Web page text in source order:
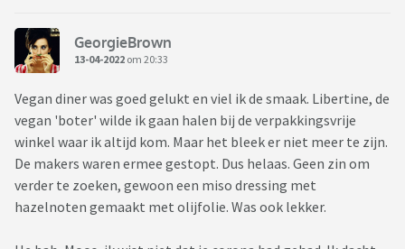
GeorgieBrown
13-04-2022 om 20:33
Vegan diner was goed gelukt en viel ik de smaak. Libertine, de
vegan 'boter' wilde ik gaan halen bij de verpakkingsvrije
winkel waar ik altijd kom. Maar het bleek er niet meer te zijn.
De makers waren ermee gestopt. Dus helaas. Geen zin om
verder te zoeken, gewoon een miso dressing met
hazelnoten gemaakt met olijfolie. Was ook lekker.